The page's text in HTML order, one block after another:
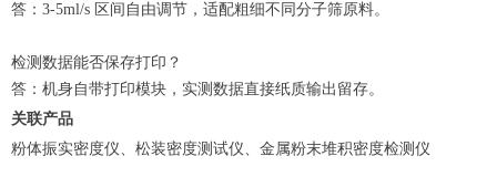
答：3-5ml/s 区间自由调节，适配粗细不同分子筛原料。
检测数据能否保存打印？
答：机身自带打印模块，实测数据直接纸质输出留存。
关联产品
粉体振实密度仪、松装密度测试仪、金属粉末堆积密度检测仪